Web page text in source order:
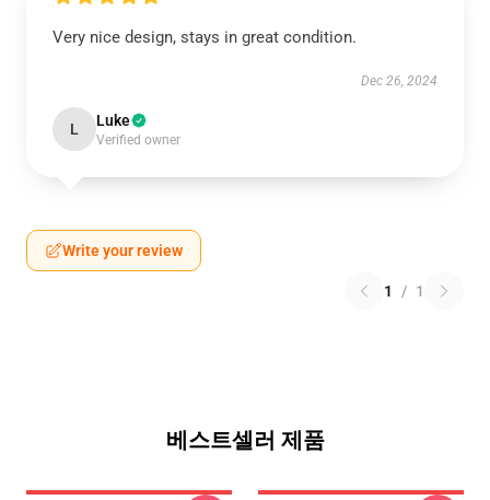
Very nice design, stays in great condition.
Dec 26, 2024
L Luke
Verified owner
Write your review
1 / 1
베스트셀러 제품